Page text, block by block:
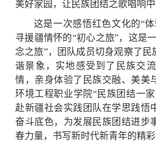
美好家园，让民族团结之歌唱响中
这是一次感悟红色文化的“
寻援疆情怀的“初心之旅”，这是
念之旅”，团队成员切身观察了民
谐景象，实地感受到了民族交
情，亲身体验了民族交融、美美
环境工程职业学院“民族团结一
赴新疆社会实践团队在学思践悟
奋斗底色，为发展民族团结进步
春力量，书写新时代新青年的精彩